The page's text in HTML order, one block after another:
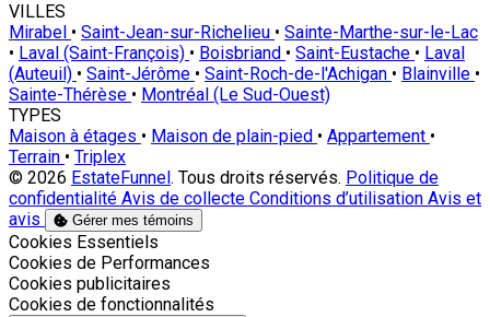
VILLES
Mirabel • Saint-Jean-sur-Richelieu • Sainte-Marthe-sur-le-Lac
• Laval (Saint-François) • Boisbriand • Saint-Eustache • Laval
(Auteuil) • Saint-Jérôme • Saint-Roch-de-l'Achigan • Blainville •
Sainte-Thérèse • Montréal (Le Sud-Ouest)
TYPES
Maison à étages • Maison de plain-pied • Appartement •
Terrain • Triplex
© 2026 EstateFunnel . Tous droits réservés. Politique de
confidentialité Avis de collecte Conditions d’utilisation Avis et
avis
Gérer mes témoins
Activer
Cookies Essentiels
Activer
Cookies de Performances
Activer
Cookies publicitaires
Activer
Cookies de fonctionnalités